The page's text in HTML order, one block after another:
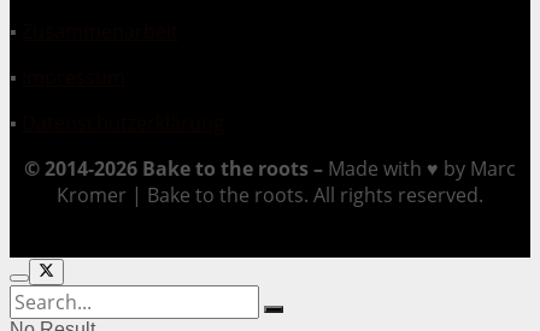
▪
▪
▪
© 2014-2026 Bake to the roots – Made with ♥ by Marc
Kromer | Bake to the roots. All rights reserved.